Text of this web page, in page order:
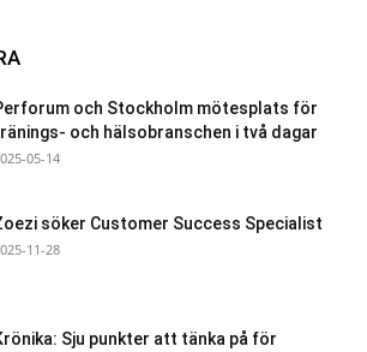
och Stockholm mötesplats för
och hälsobranschen i två dagar
05-14
söker Customer Success Specialist
11-28
Sju punkter att tänka på för